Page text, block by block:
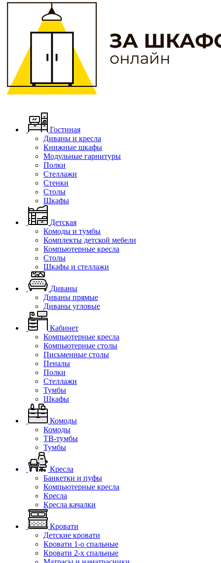
Гостиная
Диваны и кресла
Книжные шкафы
Модульные гарнитуры
Полки
Стеллажи
Стенки
Столы
Шкафы
Детская
Комоды и тумбы
Комплекты детской мебели
Компьютерные кресла
Столы
Шкафы и стеллажи
Диваны
Диваны прямые
Диваны угловые
Кабинет
Компьютерные кресла
Компьютерные столы
Письменные столы
Пеналы
Полки
Стеллажи
Тумбы
Шкафы
Комоды
Комоды
ТВ-тумбы
Тумбы
Кресла
Банкетки и пуфы
Компьютерные кресла
Кресла
Кресла качалки
Кровати
Детские кровати
Кровати 1-о спальные
Кровати 2-х спальные